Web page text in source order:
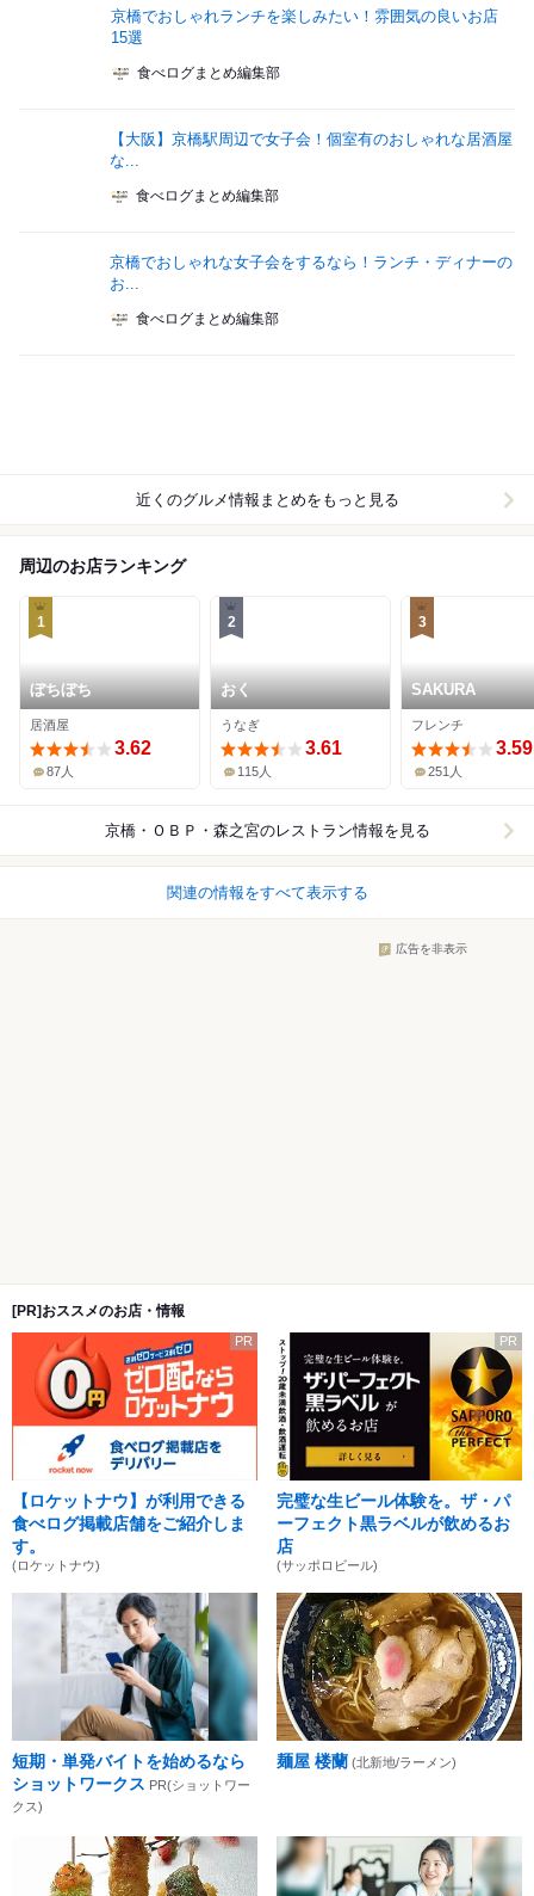
京橋でおしゃれランチを楽しみたい！雰囲気の良いお店
15選
食べログまとめ編集部
【大阪】京橋駅周辺で女子会！個室有のおしゃれな居酒屋
な...
食べログまとめ編集部
京橋でおしゃれな女子会をするなら！ランチ・ディナーの
お...
食べログまとめ編集部
近くのグルメ情報まとめをもっと見る
周辺のお店ランキング
1
ぼちぼち
居酒屋
3.62
87人
2
おく
うなぎ
3.61
115人
3
SAKURA
フレンチ
3.59
251人
京橋・ＯＢＰ・森之宮のレストラン情報を見る
関連の情報をすべて表示する
広告を非表示
[PR]おススメのお店・情報
PR
【ロケットナウ】が利用できる
食べログ掲載店舗をご紹介しま
す。
(ロケットナウ)
PR
完璧な生ビール体験を。ザ・パ
ーフェクト黒ラベルが飲めるお
店
(サッポロビール)
短期・単発バイトを始めるなら
ショットワークス PR(ショットワー
クス)
麺屋 楼蘭 (北新地/ラーメン)